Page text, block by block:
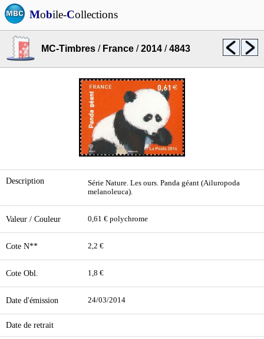
Mobile-Collections
MC-Timbres / France /2014 /4843
Description
Série Nature. Les ours. Panda géant (Ailuropoda
melanoleuca).
Valeur / Couleur 0,61 € polychrome
Cote N** 2,2 €
Cote Obl. 1,8 €
Date d'émission 24/03/2014
Date de retrait